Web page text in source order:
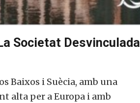
Societat Desvinculada
Baixos i Suècia, amb una
alta per a Europa i amb